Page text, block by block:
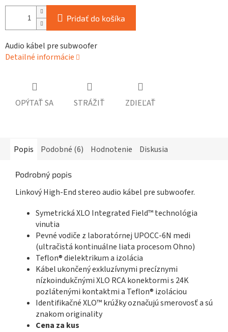
Pridať do košíka
Audio kábel pre subwoofer
Detailné informácie
OPÝTAŤ SA STRÁŽIŤ ZDIEĽAŤ
Popis Podobné (6) Hodnotenie Diskusia
Podrobný popis
Linkový High-End stereo audio kábel pre subwoofer.
Symetrická XLO Integrated Field™ technológia
vinutia
Pevné vodiče z laboratórnej UPOCC-6N medi
(ultračistá kontinuálne liata procesom Ohno)
Teflon® dielektrikum a izolácia
Kábel ukončený exkluzívnymi precíznymi
nízkoindukčnými XLO RCA konektormi s 24K
pozlátenými kontaktmi a Teflon® izoláciou
Identifikačné XLO™ krúžky označujú smerovosť a sú
znakom originality
Cena za kus